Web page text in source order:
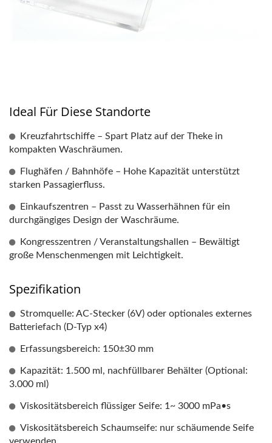
Ideal Für Diese Standorte
Kreuzfahrtschiffe – Spart Platz auf der Theke in
kompakten Waschräumen.
Flughäfen / Bahnhöfe – Hohe Kapazität unterstützt
starken Passagierfluss.
Einkaufszentren – Passt zu Wasserhähnen für ein
durchgängiges Design der Waschräume.
Kongresszentren / Veranstaltungshallen – Bewältigt
große Menschenmengen mit Leichtigkeit.
Spezifikation
Stromquelle: AC-Stecker (6V) oder optionales externes
Batteriefach (D-Typ x4)
Erfassungsbereich: 150±30 mm
Kapazität: 1.500 ml, nachfüllbarer Behälter (Optional:
3.000 ml)
Viskositätsbereich flüssiger Seife: 1~ 3000 mPa•s
Viskositätsbereich Schaumseife: nur schäumende Seife